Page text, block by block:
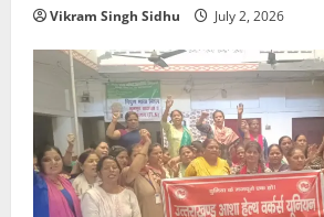
Vikram Singh Sidhu July 2, 2026